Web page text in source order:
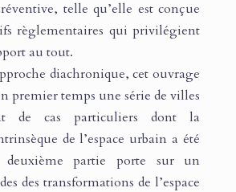
telle qu’elle est conçue
règlementaires qui privilégient
au tout.
diachronique, cet ouvrage
premier temps une série de villes
de cas particuliers dont la
de l’espace urbain a été
deuxième partie porte sur un
des transformations de l’espace